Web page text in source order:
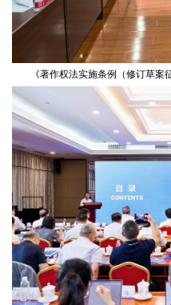
《著作权法实施条例（修订草